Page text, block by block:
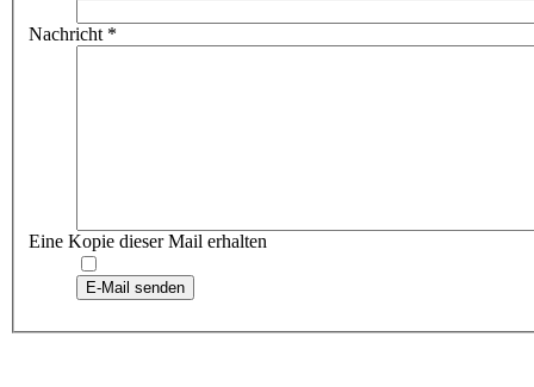
Nachricht*
Eine Kopie dieser Mail erhalten
E-Mail senden